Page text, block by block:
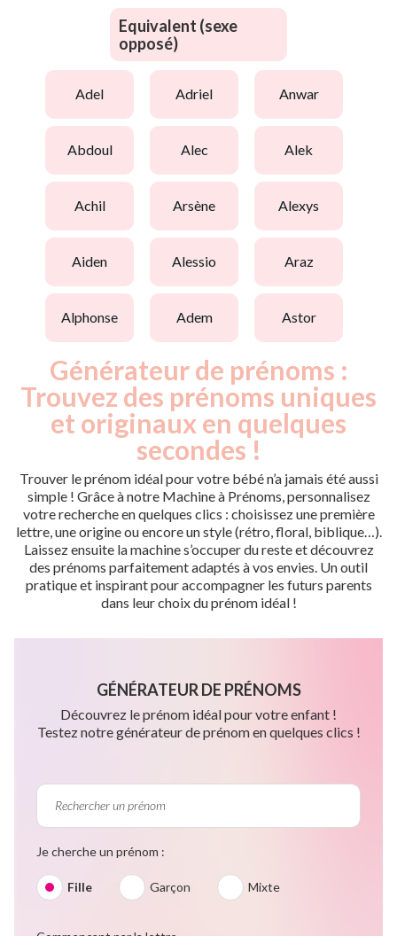
Equivalent (sexe
opposé)
adel adriel anwar
abdoul alec alek
achil arsène alexys
aiden alessio araz
alphonse adem astor
Générateur de prénoms :
Trouvez des prénoms uniques
et originaux en quelques
secondes !
Trouver le prénom idéal pour votre bébé n’a jamais été aussi
simple ! Grâce à notre Machine à Prénoms, personnalisez
votre recherche en quelques clics : choisissez une première
lettre, une origine ou encore un style (rétro, floral, biblique…).
Laissez ensuite la machine s’occuper du reste et découvrez
des prénoms parfaitement adaptés à vos envies. Un outil
pratique et inspirant pour accompagner les futurs parents
dans leur choix du prénom idéal !
GÉNÉRATEUR DE PRÉNOMS
Découvrez le prénom idéal pour votre enfant !
Testez notre générateur de prénom en quelques clics !
Je cherche un prénom :
Fille Garçon Mixte